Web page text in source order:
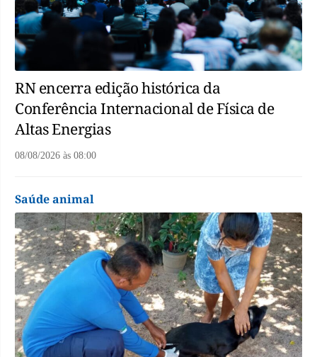
RN encerra edição histórica da
Conferência Internacional de Física de
Altas Energias
08/08/2026 às 08:00
Saúde animal